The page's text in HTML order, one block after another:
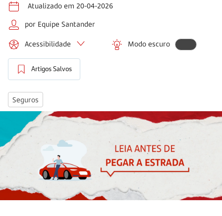
Atualizado em 20-04-2026
por Equipe Santander
Acessibilidade Modo escuro
Artigos Salvos
Seguros